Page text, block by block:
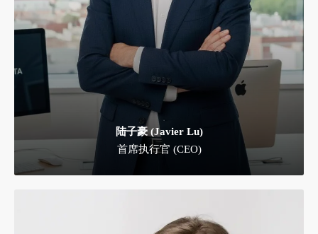
陆子豪 (Javier Lu)
首席执行官 (CEO)